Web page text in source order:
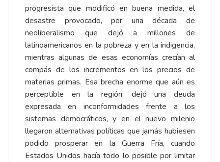
progresista que modificó en buena medida, el
desastre provocado, por una década de
neoliberalismo que dejó a millones de
latinoamericanos en la pobreza y en la indigencia,
mientras algunas de esas economías crecían al
compás de los incrementos en los precios de
materias primas. Esa brecha enorme que aún es
perceptible en la región, dejó una deuda
expresada en inconformidades frente a los
sistemas democráticos, y en el nuevo milenio
llegaron alternativas políticas que jamás hubiesen
podido prosperar en la Guerra Fría, cuando
Estados Unidos hacía todo lo posible por limitar